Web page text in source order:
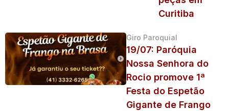
Curitiba
Giro Paroquial
19/07: Paróquia
Nossa Senhora do
Rocio promove 1ª
Festa do Espetão
Gigante de Frango